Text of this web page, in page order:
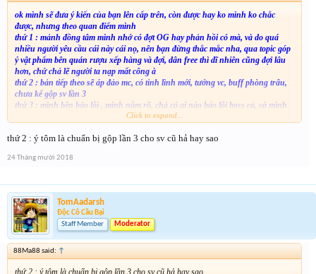
ok mình sẽ đưa ý kiến của bạn lên cấp trên, còn được hay ko mình ko chắc
được, nhưng theo quan điểm mình
thứ 1 : mảnh đồng tâm mình nhớ có đợt OG hay phản hồi có mà, và do quá
nhiều người yêu cầu cái này cái nọ, nên bạn đừng thắc mắc nha, qua topic góp
ý vật phẩm bên quán rượu xếp hàng và đợi, dân free thì dĩ nhiên cũng đợi lâu
hơn, chứ chả lẽ người ta nạp mất công à
thứ 2 : bản tiếp theo sẽ áp đảo mc, có tinh lình mới, tướng vc, buff phòng trâu,
chưa kể gộp sv lần 3
thứ 3 : mình bên báo lỗi , mình nắm rõ, chả có ai nào báo lỗi boss cả, và mình
vẫn vô boss bình thường, mình cũng biết trước kia lỗi, mình ghi nhận, nhưng
thư 4 : mình nghe thoáng qua, đã thử nghiệm 1 số HD nhưng do nhiều lí do,
ngày ra mắt,
hơn ko
Click to expand...
thứ 2 : ý tôm là chuẩn bị gộp lần 3 cho sv cũ hả hay sao
24 Tháng mười 2018
TomAadarsh
Độc Cô Cầu Bại
Staff Member
Moderator
88Ma88 said: ↑
thứ 2 : ý tôm là chuẩn bị gộp lần 3 cho sv cũ hả hay sao